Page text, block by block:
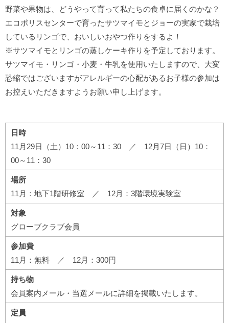
野菜や果物は、どうやって育って私たちの食卓に届くのかな？
エコポリスセンターで育ったサツマイモとジョーの実家で栽培
しているリンゴで、おいしいおやつ作りをするよ！
※サツマイモとリンゴの蒸しケーキ作りを予定しております。
サツマイモ・リンゴ・小麦・牛乳を使用いたしますので、大変
恐縮ではございますがアレルギーの心配があるお子様の参加は
お控えいただきますようお願い申し上げます。
日時
11月29日（土）10：00～11：30 ／ 12月7日（日）10：
00～11：30
場所
11月：地下1階研修室 ／ 12月：3階環境実験室
対象
グローブクラブ会員
参加費
11月：無料 ／ 12月：300円
持ち物
会員案内メール・当選メールに詳細を掲載いたします。
定員